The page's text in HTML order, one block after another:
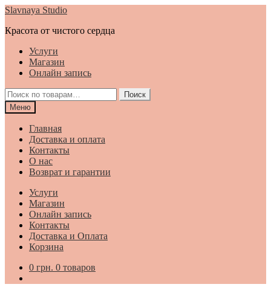
Перейти
навигации
Перейти
содержимому
Slavnaya Studio
Красота от чистого сердца
Услуги
Магазин
Онлайн запись
Искать:
Поиск
Меню
Главная
Доставка и оплата
Контакты
О нас
Возврат и гарантии
Услуги
Магазин
Онлайн запись
Контакты
Доставка и Оплата
Корзина
0 грн. 0 товаров